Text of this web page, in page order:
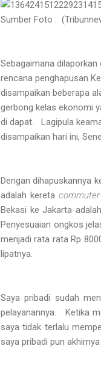
Sumber Foto :
Sebagaimana dilaporkan
rencana penghapusan
disampaikan beberapa
gerbong kelas ekonomi
di dapat. Lagipula
disampaikan hari ini,
Dengan dihapuskannya
adalah kereta
Bekasi ke Jakarta
Penyesuaian ongkos
menjadi rata rata Rp
lipatnya.
Saya pribadi sudah
pelayanannya. Ketika
saya tidak terlalu
saya pribadi pun